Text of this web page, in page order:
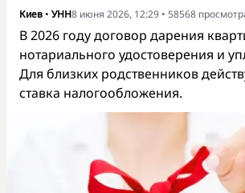
Киев • УНН8 июня 2026, 12:29 • 58568
В 2026 году договор дарения
нотариального удостоверения и
Для близких родственников
ставка налогообложения.